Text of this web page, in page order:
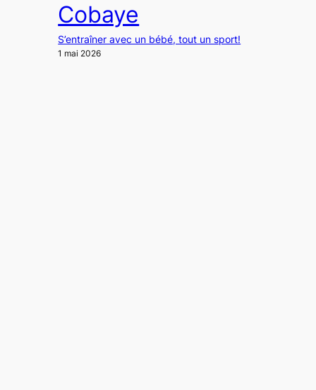
Cobaye
S’entraîner avec un bébé, tout un sport!
1 mai 2026